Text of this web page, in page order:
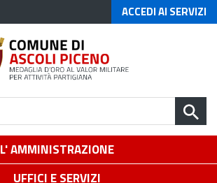
ACCEDI AI SERVIZI
L' AMMINISTRAZIONE
UFFICI E SERVIZI